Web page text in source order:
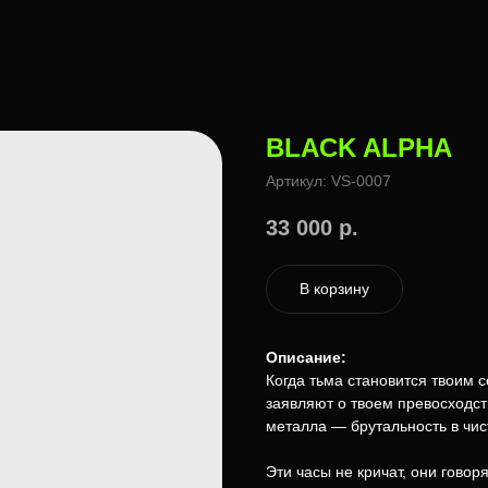
BLACK ALPHA
Артикул: VS-0007
33 000 р.
В корзину
Описание:
Когда тьма становится
заявляют о твоем
металла — брутальность в
Эти часы не кричат, они